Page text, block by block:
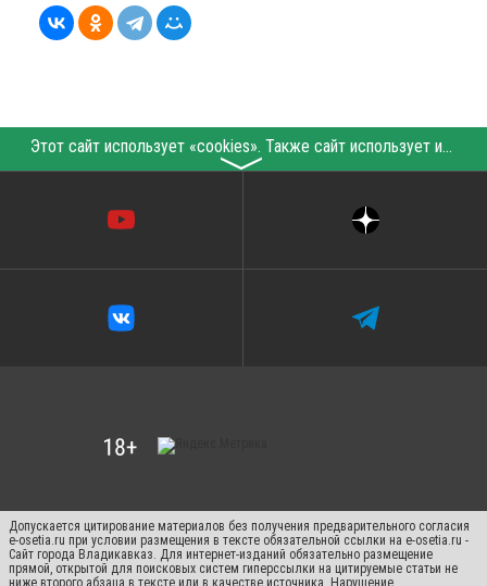
Этот сайт использует «cookies». Также сайт использует интернет-сервис для сбора технических данных касательно посетителей с целью получения маркетинговой и статистической информации. Условия обработки данных посетителей сайта см.
〉
Допускается цитирование материалов без получения предварительного согласия
e-osetia.ru при условии размещения в тексте обязательной ссылки на e-osetia.ru -
Сайт города Владикавказ. Для интернет-изданий обязательно размещение
прямой, открытой для поисковых систем гиперссылки на цитируемые статьи не